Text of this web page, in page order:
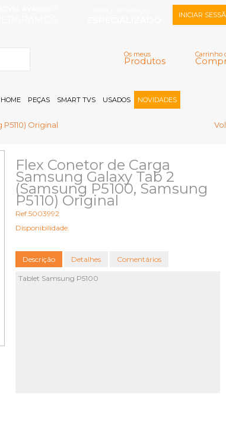
Carrinho
Os meus
Produtos
INICIAR
Memorizar
Registar |
PEÇAS SMART TVS USADOS NOVIDADES
Original
Flex Conetor de Carga
Samsung Galaxy Tab 2
(Samsung P5100, Samsung
P5110) Original
Ref:5003992
Disponibilidade:
Descrição Detalhes Comentários
Tablet Samsung P5100